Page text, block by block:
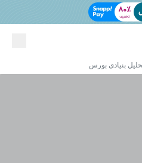
بنیادی بورس